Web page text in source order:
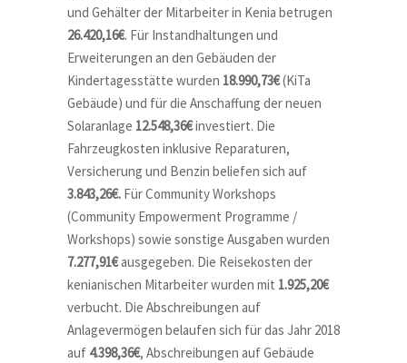
und Gehälter der Mitarbeiter in Kenia betrugen
26.420,16€. Für Instandhaltungen und
Erweiterungen an den Gebäuden der
Kindertagesstätte wurden 18.990,73€(KiTa
Gebäude) und für die Anschaffung der neuen
Solaranlage 12.548,36€investiert. Die
Fahrzeugkosten inklusive Reparaturen,
Versicherung und Benzin beliefen sich auf
3.843,26€. Für Community Workshops
(Community Empowerment Programme /
Workshops) sowie sonstige Ausgaben wurden
7.277,91€ausgegeben. Die Reisekosten der
kenianischen Mitarbeiter wurden mit 1.925,20€
verbucht. Die Abschreibungen auf
Anlagevermögen belaufen sich für das Jahr 2018
auf 4.398,36€, Abschreibungen auf Gebäude